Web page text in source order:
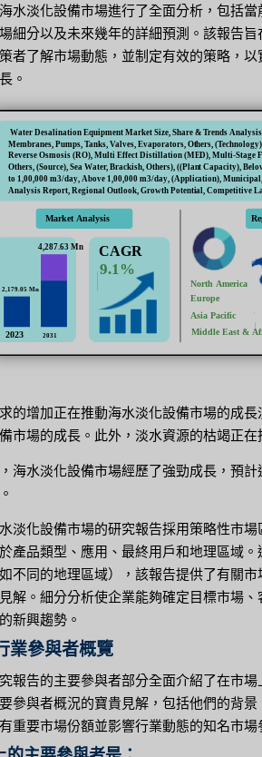
水淡化設備市場進行了全面分析，包括
細分以及未來幾年的詳細預測。該報告
者了解市場動態，並制定有效的策略，
。
的增加正在推動海水淡化設備市場的成
市場的成長。此外，淡水資源的枯竭正
海水淡化設備市場經歷了強勁成長，預
淡化設備市場的研究報告採用策略性市
產品類型、應用、最終用戶和地理區域
不同的地理區域），該報告提供了有關
解。細分分析使企業能夠確定目標市場
新興趨勢。
業參與者概覽
報告的主要參與者部分全面介紹了在市
參與者概況的寶貴見解，包括他們的背
重要市場份額並影響行業動態的知名市場